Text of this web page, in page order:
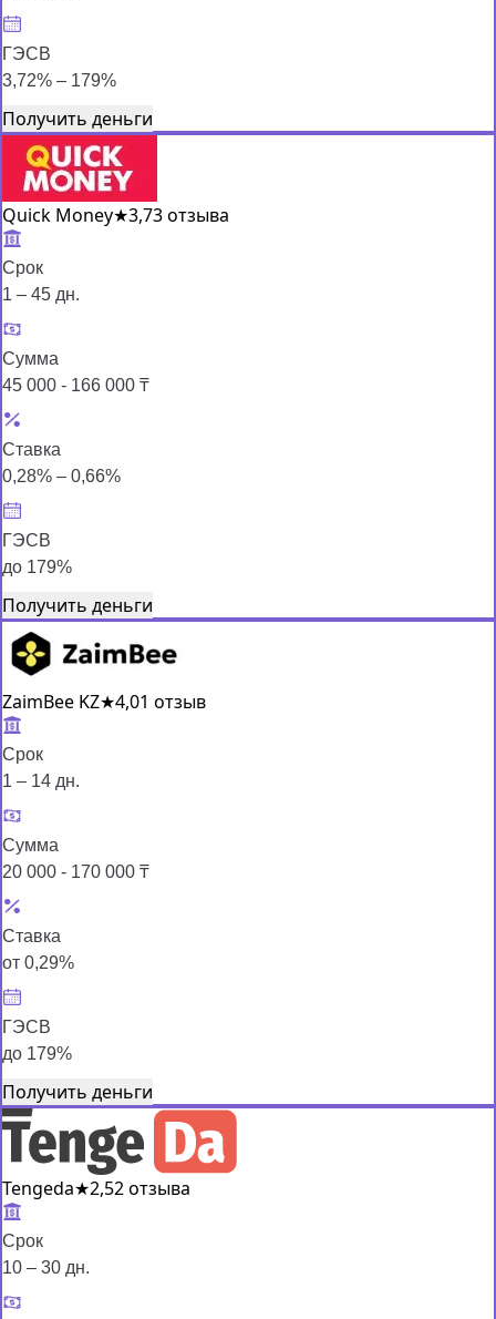
ГЭСВ
3,72% – 179%
Получить деньги
Quick Money★3,73 отзыва
Срок
1 – 45 дн.
Сумма
45 000 - 166 000 ₸
Ставка
0,28% – 0,66%
ГЭСВ
до 179%
Получить деньги
ZaimBee KZ★4,01 отзыв
Срок
1 – 14 дн.
Сумма
20 000 - 170 000 ₸
Ставка
от 0,29%
ГЭСВ
до 179%
Получить деньги
Tengeda★2,52 отзыва
Срок
10 – 30 дн.